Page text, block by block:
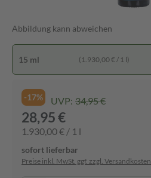
Abbildung kann abweichen
15 ml (1.930,00 € / 1 l)
-17% UVP: 34,95 €
28,95 €
1.930,00 € / 1 l
sofort lieferbar
Preise inkl. MwSt. ggf. zzgl. Versandkosten